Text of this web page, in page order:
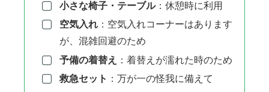
小さな椅子・テーブル：休憩時に利用
空気入れ：空気入れコーナーはあります
が、混雑回避のため
予備の着替え
：着替えが濡れた時のため
救急セット ：万が一の怪我に備えて